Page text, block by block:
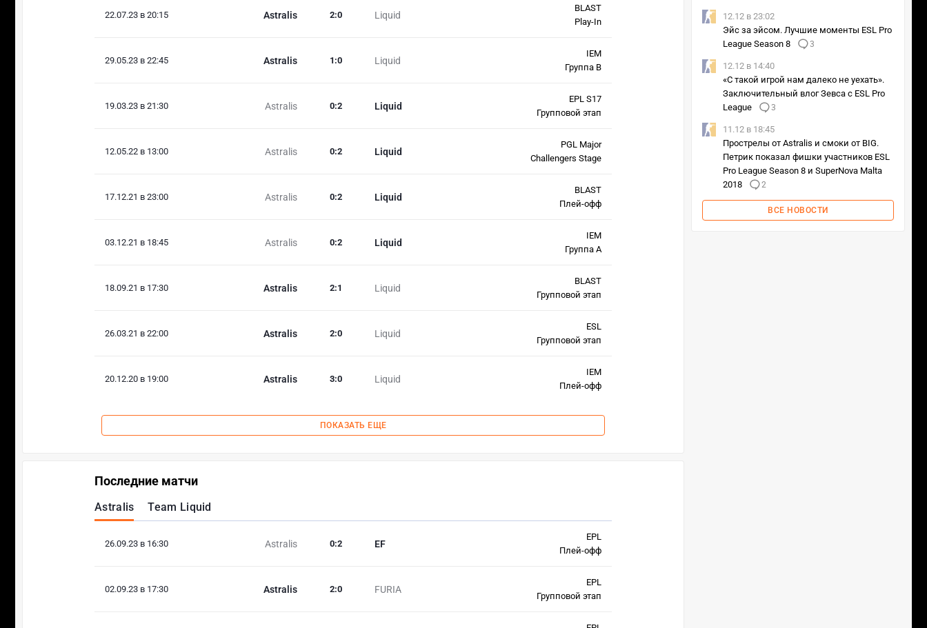
22.07.23 в 20:15 Astralis Liquid
2:0
BLAST
Play-In
29.05.23 в 22:45 Astralis Liquid
1 :0
IEM
Группа B
19.03.23 в 21:30 Astralis Liquid
0:2
EPL S17
Групповой этап
12.05.22 в 13:00 Astralis Liquid
0:2
PGL Major
Challengers Stage
17.12.21 в 23:00 Astralis Liquid
0:2
BLAST
Плей-офф
03.12.21 в 18:45 Astralis Liquid
0:2
IEM
Группа A
18.09.21 в 17:30 Astralis Liquid
2:1
BLAST
Групповой этап
26.03.21 в 22:00 Astralis Liquid
2:0
ESL
Групповой этап
20.12.20 в 19:00 Astralis Liquid
3:0
IEM
Плей-офф
ПОКАЗАТЬ ЕЩЕ
Последние матчи
Astralis Team Liquid
26.09.23 в 16:30 Astralis EF
0:2
EPL
Плей-офф
02.09.23 в 17:30 Astralis FURIA
2:0
EPL
Групповой этап
12.12 в 23:02
Эйс за эйсом. Лучшие моменты ESL Pro
League Season 8
3
12.12 в 14:40
«C такой игрой нам далеко не уехать».
Заключительный влог Зевса с ESL Pro
League
3
11.12 в 18:45
Прострелы от Astralis и смоки от BIG.
Петрик показал фишки участников ESL
Pro League Season 8 и SuperNova Malta
2018
2
ВСЕ НОВОСТИ